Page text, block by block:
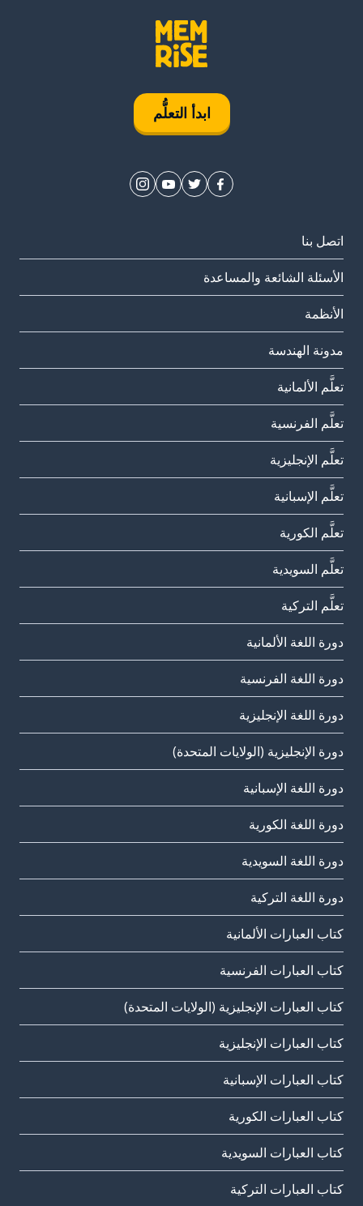
ابدأ التعلُّم
اتصل بنا
الأسئلة الشائعة والمساعدة
الأنظمة
مدونة الهندسة
تعلَّم الألمانية
تعلَّم الفرنسية
تعلَّم الإنجليزية
تعلَّم الإسبانية
تعلَّم الكورية
تعلَّم السويدية
تعلَّم التركية
دورة اللغة الألمانية
دورة اللغة الفرنسية
دورة اللغة الإنجليزية
دورة الإنجليزية (الولايات المتحدة)
دورة اللغة الإسبانية
دورة اللغة الكورية
دورة اللغة السويدية
دورة اللغة التركية
كتاب العبارات الألمانية
كتاب العبارات الفرنسية
كتاب العبارات الإنجليزية (الولايات المتحدة)
كتاب العبارات الإنجليزية
كتاب العبارات الإسبانية
كتاب العبارات الكورية
كتاب العبارات السويدية
كتاب العبارات التركية